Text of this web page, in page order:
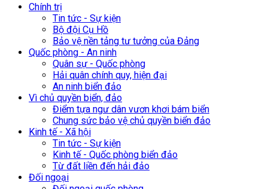
Chính trị
Tin tức - Sự kiện
Bộ đội Cụ Hồ
Bảo vệ nền tảng tư tưởng của Đảng
Quốc phòng - An ninh
Quân sự - Quốc phòng
Hải quân chính quy, hiện đại
An ninh biển đảo
Vì chủ quyền biển, đảo
Điểm tựa ngư dân vươn khơi bám biển
Chung sức bảo vệ chủ quyền biển đảo
Kinh tế - Xã hội
Tin tức - Sự kiện
Kinh tế - Quốc phòng biển đảo
Từ đất liền đến hải đảo
Đối ngoại